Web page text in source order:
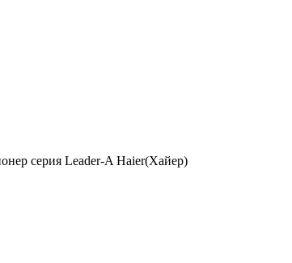
серия Leader-A Haier(Хайер)